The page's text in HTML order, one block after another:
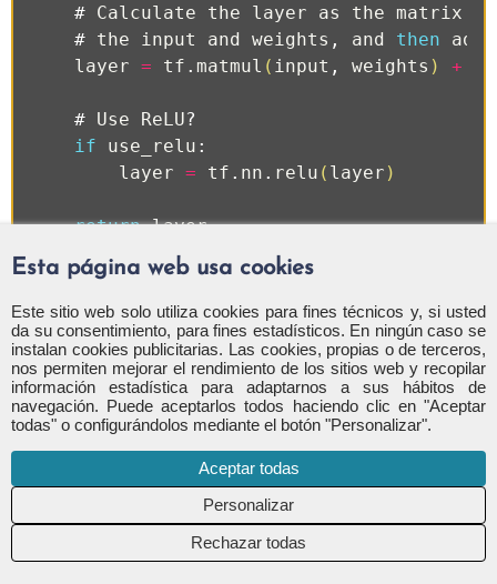
# Calculate the layer as the matrix
# the input and weights , and then add
layer = tf . matmul ( input , weights ) +
# Use ReLU?
if
use_relu :
layer = tf . nn . relu ( layer )
return layer
Las variables de marcador de posición
(Placeholder variables)
Creamos las variables de marcador de posición como
hicimos en elTutorial I
x = tf.placeholder(tf.float32,
x_image = tf.reshape(x, [-1, img_size,
y_true = tf.placeholder(tf.float32,
Esta página web usa cookies
Este sitio web solo utiliza cookies para fines técnicos y, si usted
da su consentimiento, para fines estadísticos. En ningún caso se
instalan cookies publicitarias. Las cookies, propias o de terceros,
nos permiten mejorar el rendimiento de los sitios web y recopilar
información estadística para adaptarnos a sus hábitos de
navegación. Puede aceptarlos todos haciendo clic en "Aceptar
todas" o configurándolos mediante el botón "Personalizar".
Aceptar todas
Rechazar todas